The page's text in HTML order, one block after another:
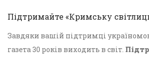
Підтримайте «Кримську
Завдяки вашій підтримці
газета 30 років виходить в світ.